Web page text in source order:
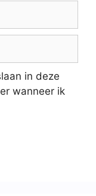
in deze
wanneer ik